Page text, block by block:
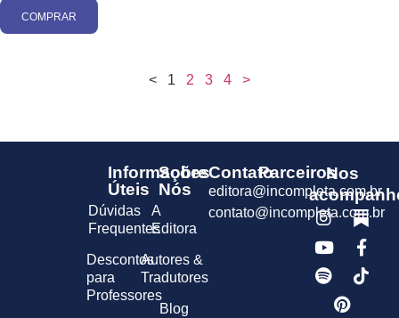
COMPRAR
< 1 2 3 4 >
Informações
Úteis
Dúvidas
Frequentes
Descontos
para
Professores
Sobre
Nós
A
Editora
Autores &
Tradutores
Blog
Contato
editora@incompleta.com.br
contato@incompleta.com.br
ParceirosNos